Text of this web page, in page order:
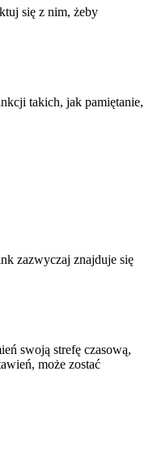
się z nim, żeby
takich, jak pamiętanie,
zazwyczaj znajduje się
swoją strefę czasową,
może zostać